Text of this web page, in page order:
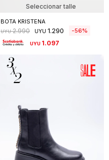
Seleccionar talle
BOTA KRISTENA
UYU 2.990 UYU 1.290 56
UYU 1.097